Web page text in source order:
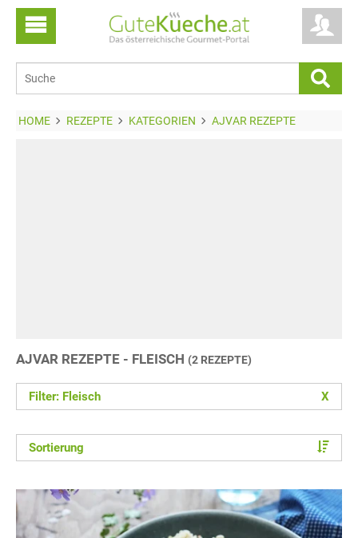
HOME REZEPTE KATEGORIEN AJVAR REZEPTE
AJVAR REZEPTE - FLEISCH (2 REZEPTE)
Filter: Fleisch X
Sortierung